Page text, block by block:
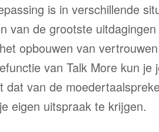
is in verschillende
van de grootste
opbouwen van
van Talk More kun je
dat van de
eigen uitspraak te krijgen.